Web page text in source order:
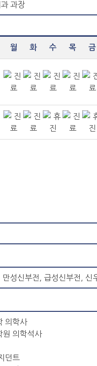
과장
월 화 수 목 금
성신부전, 급성신부전, 신
의학사
원 의학석사
던트